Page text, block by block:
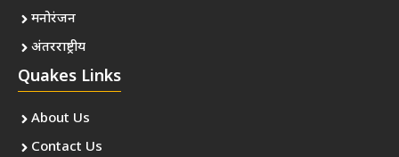
मनोरंजन
अंतरराष्ट्रीय
Quakes Links
About Us
Contact Us